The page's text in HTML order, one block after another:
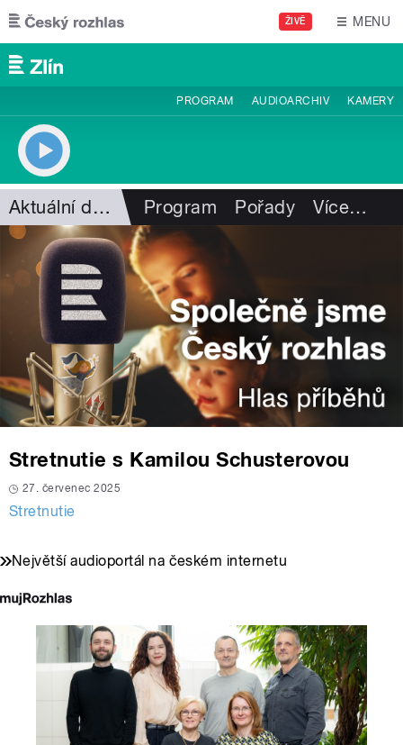
Přejít k hlavnímu obsahu
ŽIVĚ MENU
PROGRAM AUDIOARCHIV KAMERY
Aktuální dění Program Pořady Více…
Stretnutie s Kamilou Schusterovou
27. červenec 2025
Stretnutie
Největší audioportál na českém internetu